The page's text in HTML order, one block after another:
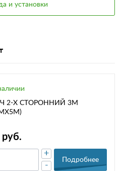
и установки
2-Х СТОРОННИЙ 3М
-
+
Подробнее